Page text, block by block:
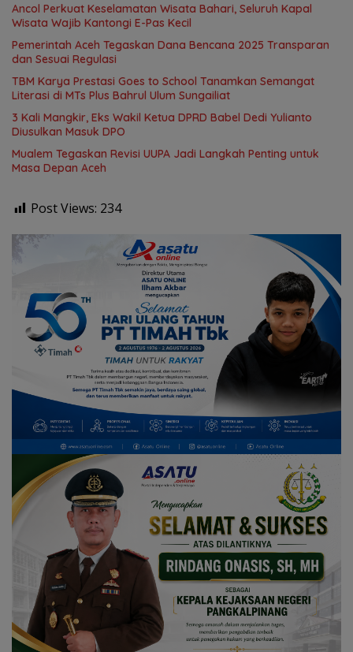
Ancol Perkuat Keselamatan Wisata Bahari, Seluruh Kapal
Wisata Wajib Kantongi E-Pas Kecil
Pemerintah Aceh Tegaskan Dana Bencana 2025 Transparan
dan Sesuai Regulasi
TBM Karya Prestasi Goes to School Tanamkan Semangat
Literasi di MTs Plus Bahrul Ulum Sungailiat
3 Kali Mangkir, Eks Wakil Ketua DPRD Babel Dedi Yulianto
Diusulkan Masuk DPO
Mualem Tegaskan Revisi UUPA Jadi Langkah Penting untuk
Masa Depan Aceh
Post Views: 234